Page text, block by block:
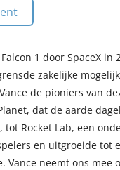
1 door SpaceX in
zakelijke
de pioniers van
dat de aarde
tot Rocket Lab, een
en uitgroeide tot
Vance neemt ons mee